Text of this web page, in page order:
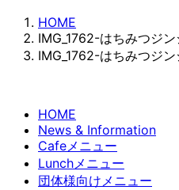
HOME
IMG_1762-はちみつジ
IMG_1762-はちみつジ
HOME
News & Information
Cafeメニュー
Lunchメニュー
団体様向けメニュー